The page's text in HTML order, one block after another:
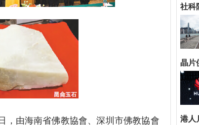
，由海南省佛教協會、深圳市佛教協會